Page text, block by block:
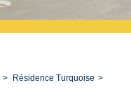
Résidence Turquoise